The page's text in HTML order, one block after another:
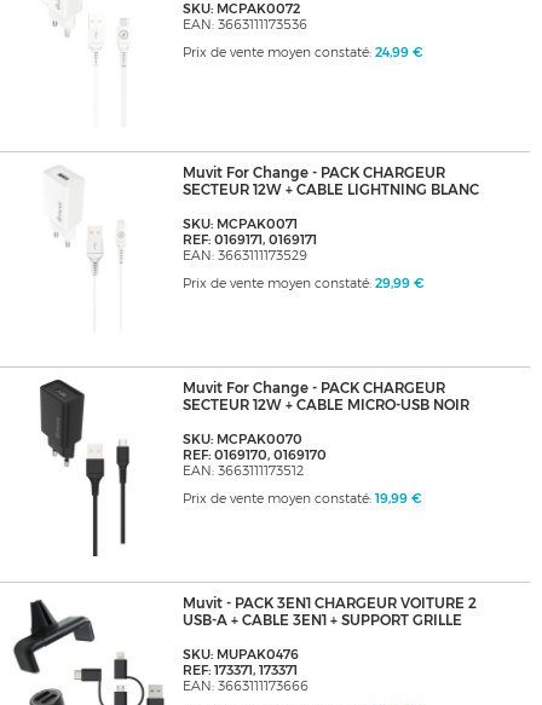
SKU: MCPAK0072
EAN: 3663111173536
Prix de vente moyen constaté: 24,99 €
Muvit For Change - PACK CHARGEUR
SECTEUR 12W + CABLE LIGHTNING BLANC
SKU: MCPAK0071
REF: 0169171, 0169171
EAN: 3663111173529
Prix de vente moyen constaté: 29,99 €
Muvit For Change - PACK CHARGEUR
SECTEUR 12W + CABLE MICRO-USB NOIR
SKU: MCPAK0070
REF: 0169170, 0169170
EAN: 3663111173512
Prix de vente moyen constaté: 19,99 €
Muvit - PACK 3EN1 CHARGEUR VOITURE 2
USB-A + CABLE 3EN1 + SUPPORT GRILLE
SKU: MUPAK0476
REF: 173371, 173371
EAN: 3663111173666